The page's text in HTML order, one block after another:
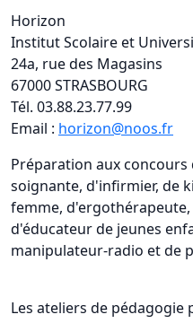
Horizon
Institut Scolaire et
24a, rue des Magasins
67000 STRASBOURG
Tél. 03.88.23.77.99
Email : horizon@noos.fr
Préparation aux concours
soignante, d'infirmier, de
femme,
d'éducateur de jeunes
manipulateur-radio et de
Les ateliers de pédagogie